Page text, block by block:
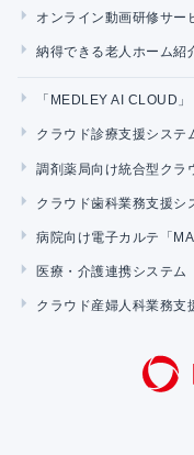
オンライン動画研修サー
納得できる老人ホーム紹
「MEDLEY AI CLOUD」
クラウド診療支援システ
調剤薬局向け統合型クラ
クラウド歯科業務支援シ
病院向け電子カルテ「
医療・介護連携システム
クラウド産婦人科業務支